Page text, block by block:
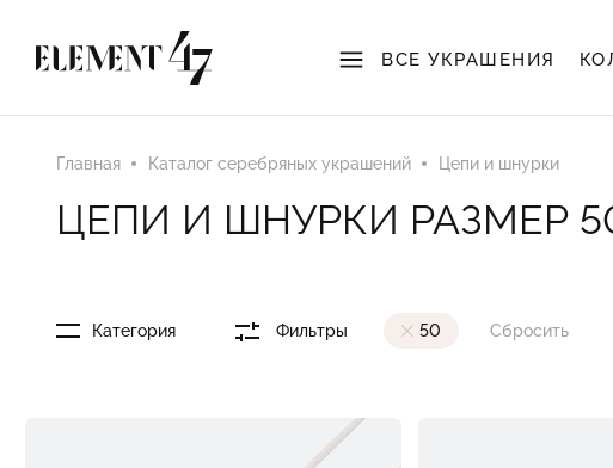
ВСЕ УКРАШЕНИЯ
Главная Каталог серебряных украшений Цепи и шнурки
ЦЕПИ И ШНУРКИ РАЗМЕР
Категория Фильтры 50 Сбросить